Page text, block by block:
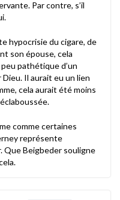
Par contre, s’il
hypocrisie du cigare, de
son épouse, cela
pathétique d’un
Il aurait eu un lien
cela aurait été moins
comme certaines
représente
Que Beigbeder souligne